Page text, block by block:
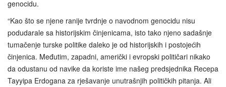
genocidu.
“Kao što se njene ranije tvrdnje o navodnom genocidu nisu
podudarale sa historijskim činjenicama, isto tako njeno sadašnje
tumačenje turske politike daleko je od historijskih i postojećih
činjenica. Međutim, zapadni, američki i evropski političari nikako
da odustanu od navike da koriste ime našeg predsjednika Recepa
Tayyipa Erdogana za rješavanje unutrašnjih političkih pitanja. Ali